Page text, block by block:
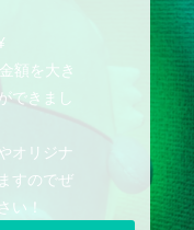
書籍・雑誌
チャレンジ
Creation
額を大き
できまし
オリジナ
すのでぜ
い！